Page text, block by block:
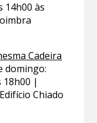
14h00 às
Cadeira
domingo:
18h00 |
Chiado